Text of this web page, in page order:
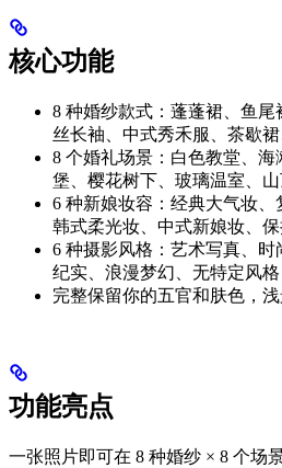
核心功能
8 种婚纱款式：蓬蓬裙、鱼
丝长袖、中式秀禾服、茶歇
8 个婚礼场景：白色教堂、
堡、樱花树下、玻璃温室、
6 种新娘妆容：经典大气妆、
韩式柔光妆、中式新娘妆、
6 种摄影风格：艺术写真、
纪实、浪漫梦幻、无特定风格
完整保留你的五官和肤色，
功能亮点
一张照片即可在 8 种婚纱 × 8 个场